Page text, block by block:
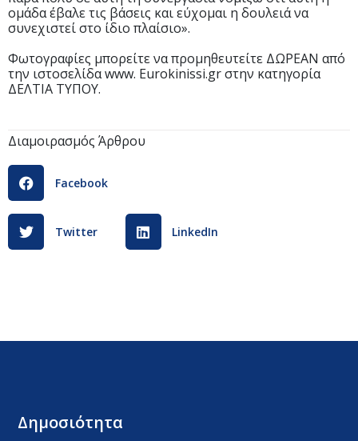
ομάδα έβαλε τις βάσεις και εύχομαι η δουλειά να
συνεχιστεί στο ίδιο πλαίσιο».
Φωτογραφίες μπορείτε να προμηθευτείτε ΔΩΡΕΑΝ από
την ιστοσελίδα www. Eurokinissi.gr στην κατηγορία
ΔΕΛΤΙΑ ΤΥΠΟΥ.
Διαμοιρασμός Άρθρου
Facebook
Twitter LinkedIn
Δημοσιότητα